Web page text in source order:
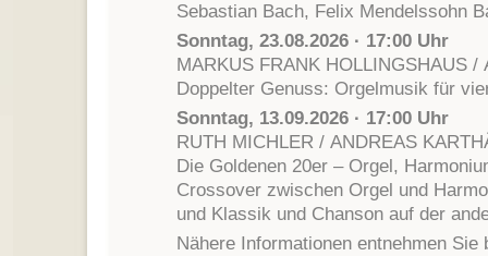
Sebastian Bach, Felix Mendelssohn
Sonntag, 23.08.2026 · 17:00 Uhr
MARKUS FRANK HOLLINGSHAUS /
Doppelter Genuss: Orgelmusik für
Sonntag, 13.09.2026 · 17:00 Uhr
RUTH MICHLER / ANDREAS
Die Goldenen 20er – Orgel,
Crossover zwischen Orgel und
und Klassik und Chanson auf der
Nähere Informationen entnehmen